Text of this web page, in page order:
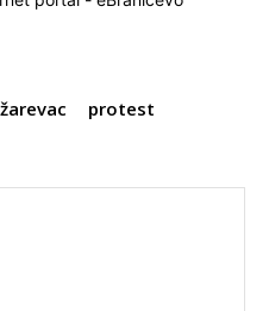
protest